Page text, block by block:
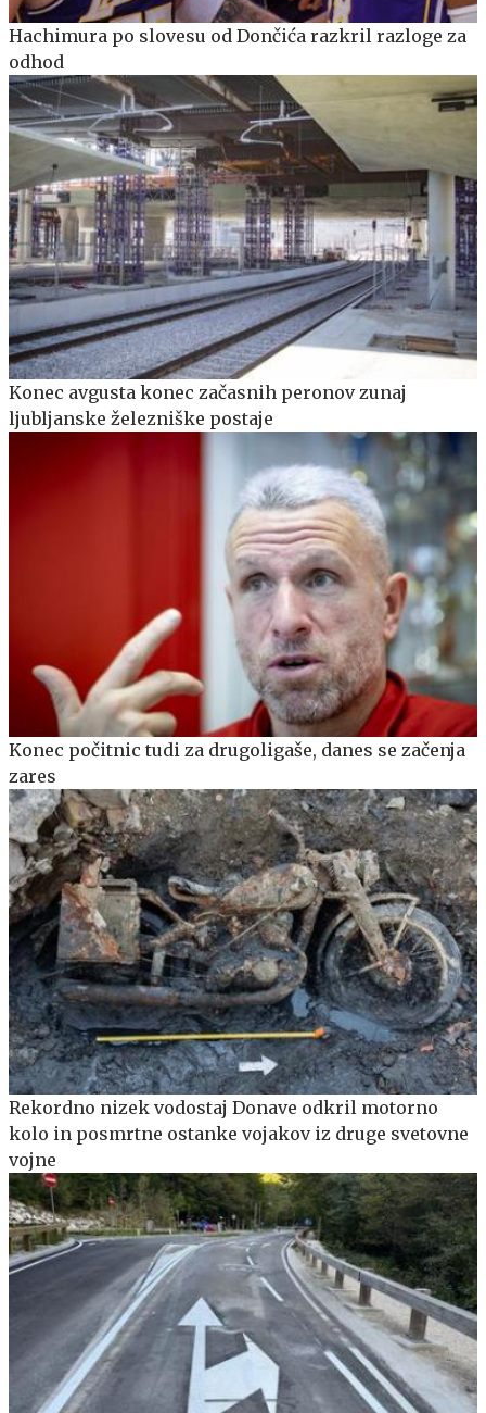
Hachimura po slovesu od Dončića razkril razloge za
odhod
Konec avgusta konec začasnih peronov zunaj
ljubljanske železniške postaje
Konec počitnic tudi za drugoligaše, danes se začenja
zares
Rekordno nizek vodostaj Donave odkril motorno
kolo in posmrtne ostanke vojakov iz druge svetovne
vojne